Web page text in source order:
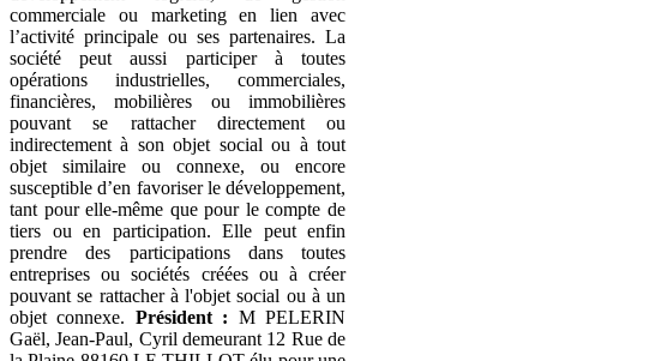
commerciale ou marketing en lien avec
l’activité principale ou ses partenaires. La
société peut aussi participer à toutes
opérations industrielles, commerciales,
financières, mobilières ou immobilières
pouvant se rattacher directement ou
indirectement à son objet social ou à tout
objet similaire ou connexe, ou encore
susceptible d’en favoriser le développement,
tant pour elle-même que pour le compte de
tiers ou en participation. Elle peut enfin
prendre des participations dans toutes
entreprises ou sociétés créées ou à créer
pouvant se rattacher à l'objet social ou à un
objet connexe. Président : M PELERIN
Gaël, Jean-Paul, Cyril demeurant 12 Rue de